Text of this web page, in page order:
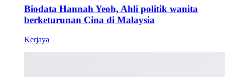
Biodata Hannah Yeoh, Ahli politik wanita
berketurunan Cina di Malaysia
Kerjaya